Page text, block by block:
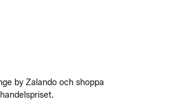
by Zalando och shoppa